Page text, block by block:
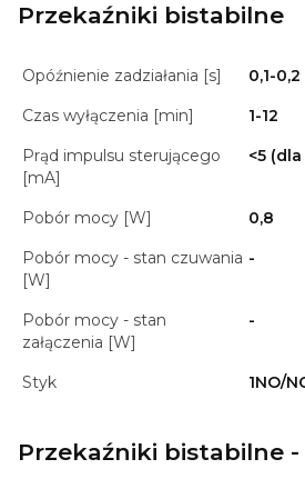
Przekaźniki bistabilne
Opóźnienie zadziałania [s]
0,1-0,2
Czas wyłączenia [min]
1-12
Prąd impulsu sterującego
[mA]
<5
Pobór mocy [W]
0,8
Pobór mocy - stan czuwania
[W]
-
Pobór mocy - stan
załączenia [W]
-
Styk 1NO/
Przekaźniki bistabilne